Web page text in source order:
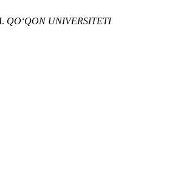
QO‘QON UNIVERSITETI